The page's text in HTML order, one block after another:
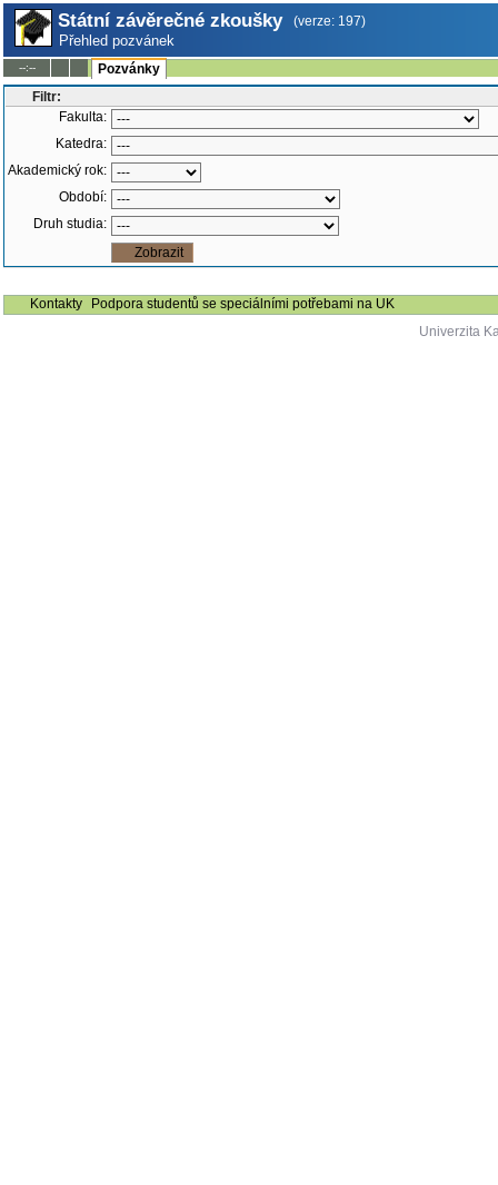
Státní závěrečné zkoušky (verze: 197)
Přehled pozvánek
--:--
Pozvánky
Filtr:
Fakulta:
Katedra:
Akademický rok:
Období:
Druh studia:
Kontakty
Podpora studentů se speciálními potřebami na UK
Univerzita